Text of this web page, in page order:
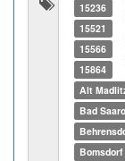
15236
15521
15566
15864
Alt
Bad
Bomsdorf